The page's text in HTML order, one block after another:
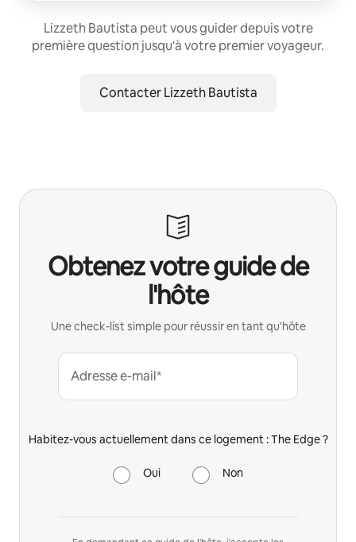
Lizzeth Bautista peut vous guider depuis votre
première question jusqu'à votre premier voyageur.
Contacter Lizzeth Bautista
Obtenez votre guide de
l'hôte
Une check-list simple pour réussir en tant qu'hôte
Adresse e-mail*
Habitez-vous actuellement dans ce logement : The Edge ?
Oui Non